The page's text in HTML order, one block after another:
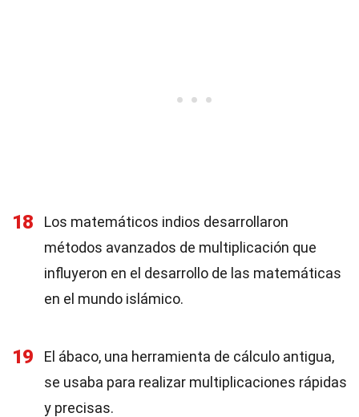
18
Los matemáticos indios desarrollaron
métodos avanzados de multiplicación que
influyeron en el desarrollo de las matemáticas
en el mundo islámico.
19
El ábaco, una herramienta de cálculo antigua,
se usaba para realizar multiplicaciones rápidas
y precisas.